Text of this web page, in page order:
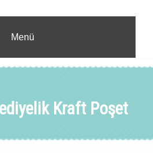
Menü
Kraft Poşet